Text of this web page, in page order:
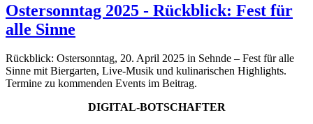
Ostersonntag 2025 - Rückblick: Fest für
alle Sinne
Rückblick: Ostersonntag, 20. April 2025 in Sehnde – Fest für alle
Sinne mit Biergarten, Live-Musik und kulinarischen Highlights.
Termine zu kommenden Events im Beitrag.
DIGITAL-BOTSCHAFTER